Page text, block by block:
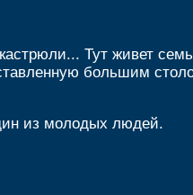
Тут живет
большим
из молодых людей.